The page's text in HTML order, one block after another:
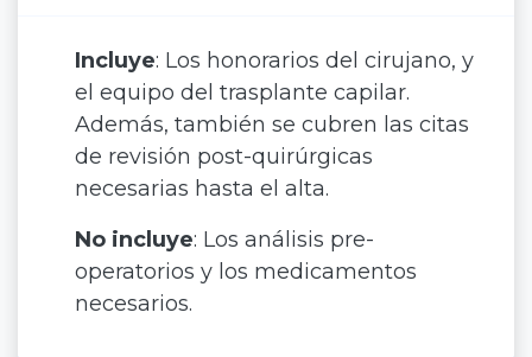
Incluye: Los honorarios del cirujano, y
el equipo del trasplante capilar.
Además, también se cubren las citas
de revisión post-quirúrgicas
necesarias hasta el alta.
No incluye: Los análisis pre-
operatorios y los medicamentos
necesarios.